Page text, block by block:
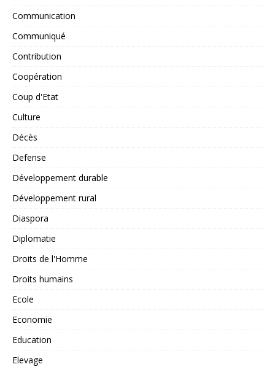
Communication
Communiqué
Contribution
Coopération
Coup d'Etat
Culture
Décès
Defense
Développement durable
Développement rural
Diaspora
Diplomatie
Droits de l'Homme
Droits humains
Ecole
Economie
Education
Elevage